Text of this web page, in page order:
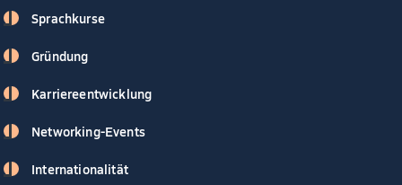
Sprachkurse
Gründung
Karriereentwicklung
Networking-Events
Internationalität